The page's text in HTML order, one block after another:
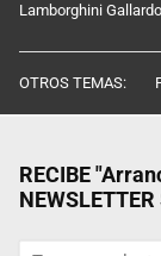
Lamborghini
OTROS TEMAS:
RECIBE